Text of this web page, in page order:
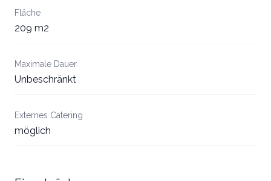
Fläche
209 m2
Maximale Dauer
Unbeschränkt
Externes Catering
möglich